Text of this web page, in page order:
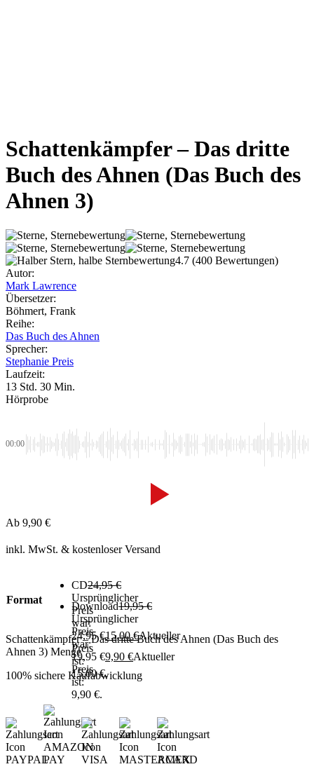
Schattenkämpfer – Das dritte
Buch des Ahnen (Das Buch des
Ahnen 3)
4.7 (400 Bewertungen)
Autor:
Mark Lawrence
Übersetzer:
Böhmert, Frank
Reihe:
Das Buch des Ahnen
Sprecher:
Stephanie Preis
Laufzeit:
13 Std. 30 Min.
Hörprobe
00:00
Ab 9,90 €
inkl. MwSt. & kostenloser Versand
Format
CD24,95€
Ursprünglicher
Preis
war:
24,95 €15,00€Aktueller
Preis
ist:
15,00 €.
Download19,95€
Ursprünglicher
Preis
war:
19,95 €9,90 €Aktueller
Preis
ist:
9,90 €.
Schattenkämpfer – Das dritte Buch des Ahnen (Das Buch des
Ahnen 3) Menge
100% sichere Kaufabwicklung